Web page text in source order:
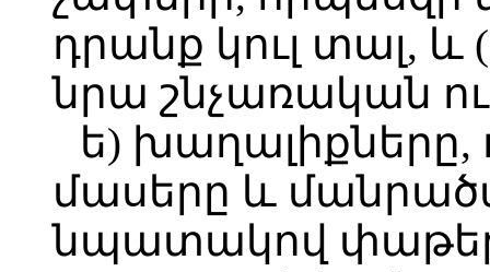
դրանք կուլ տալ, և
նրա շնչառական
ե) խաղալիքները,
մասերը և
նպատակով